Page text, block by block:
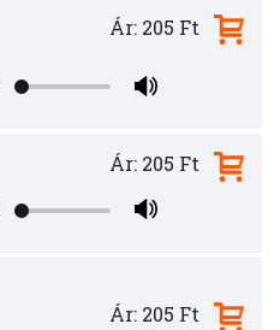
Ár: 205 Ft
Ár: 205 Ft
Ár: 205 Ft